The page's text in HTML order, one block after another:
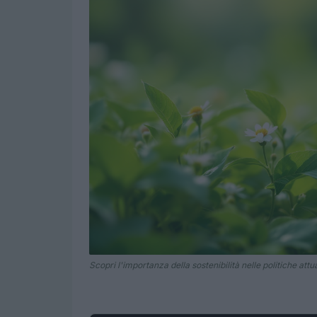
Scopri l'importanza della sostenibilità nelle politiche